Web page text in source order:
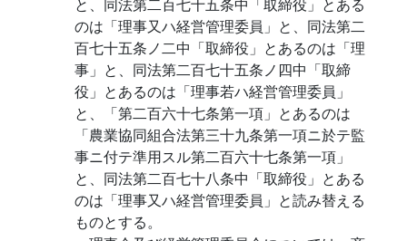
のは「理事又ハ経営管理委員」と、同法第二
百七十五条ノ二中「取締役」とあるのは「理
事」と、同法第二百七十五条ノ四中「取締
役」とあるのは「理事若ハ経営管理委員」
と、「第二百六十七条第一項」とあるのは
「農業協同組合法第三十九条第一項ニ於テ監
事ニ付テ準用スル第二百六十七条第一項」
と、同法第二百七十八条中「取締役」とある
のは「理事又ハ経営管理委員」と読み替える
ものとする。